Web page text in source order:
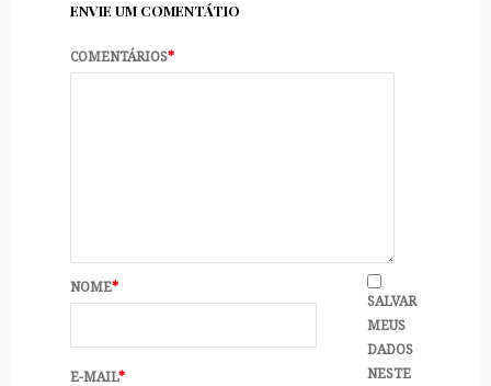
ENVIE UM COMENTÁTIO
COMENTÁRIOS*
NOME*
E-MAIL*
SALVAR
MEUS
DADOS
NESTE